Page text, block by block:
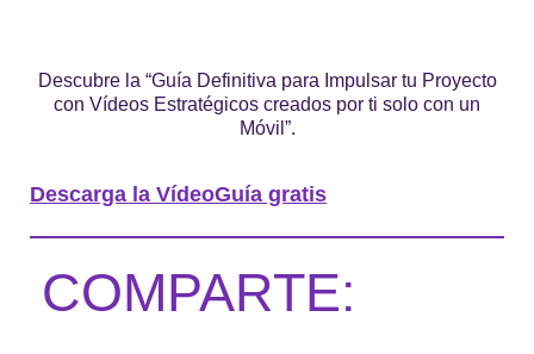
Descubre la “Guía Definitiva para Impulsar tu Proyecto
con Vídeos Estratégicos creados por ti solo con un
Móvil”.
Descarga la VídeoGuía gratis
COMPARTE: